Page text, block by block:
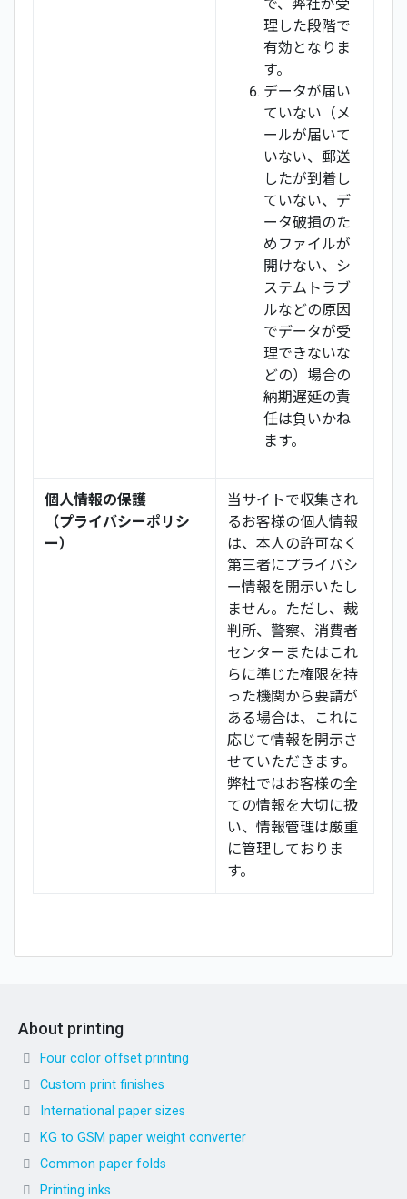
で、弊社が受
理した段階で
有効となりま
す。
データが届い
ていない（メ
ールが届いて
いない、郵送
したが到着し
ていない、デ
ータ破損のた
めファイルが
開けない、シ
ステムトラブ
ルなどの原因
でデータが受
理できないな
どの）場合の
納期遅延の責
任は負いかね
ます。
個人情報の保護
（プライバシーポリシ
ー）
当サイトで収集され
るお客様の個人情報
は、本人の許可なく
第三者にプライバシ
ー情報を開示いたし
ません。ただし、裁
判所、警察、消費者
センターまたはこれ
らに準じた権限を持
った機関から要請が
ある場合は、これに
応じて情報を開示さ
せていただきます。
弊社ではお客様の全
ての情報を大切に扱
い、情報管理は厳重
に管理しておりま
す。
About printing
Four color offset printing
Custom print finishes
International paper sizes
KG to GSM paper weight converter
Common paper folds
Printing inks